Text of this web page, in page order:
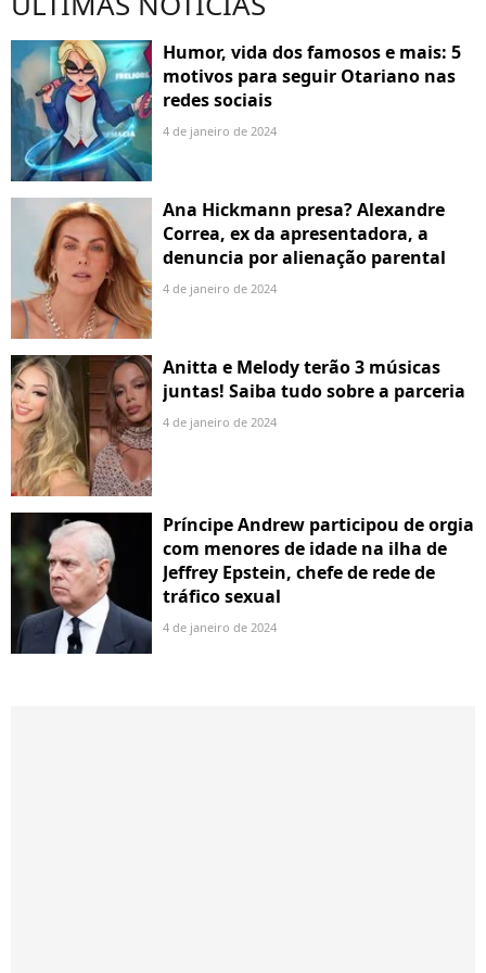
Humor, vida dos famosos e mais: 5
motivos para seguir Otariano nas
redes sociais
4 de janeiro de 2024
Ana Hickmann presa? Alexandre
Correa, ex da apresentadora, a
denuncia por alienação parental
4 de janeiro de 2024
Anitta e Melody terão 3 músicas
juntas! Saiba tudo sobre a parceria
4 de janeiro de 2024
Príncipe Andrew participou de orgia
com menores de idade na ilha de
Jeffrey Epstein, chefe de rede de
tráfico sexual
4 de janeiro de 2024